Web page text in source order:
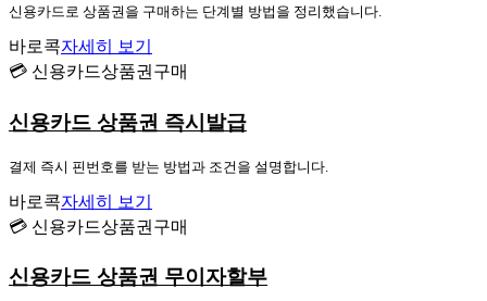
신용카드로 상품권을 구매하는 단계별 방법을 정리했습니다.
바로콕자세히 보기
💳 신용카드상품권구매
신용카드 상품권 즉시발급
결제 즉시 핀번호를 받는 방법과 조건을 설명합니다.
바로콕자세히 보기
💳 신용카드상품권구매
신용카드 상품권 무이자할부